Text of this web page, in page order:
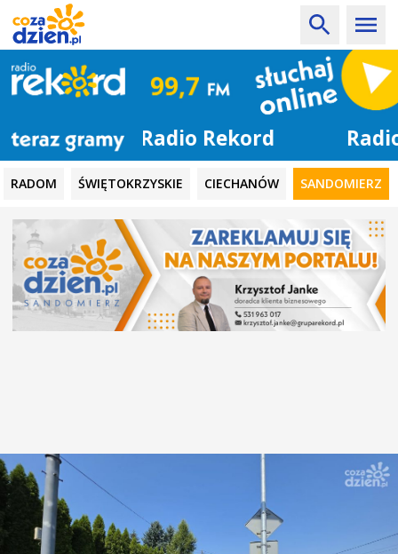
Radio Rekord
RADOM ŚWIĘTOKRZYSKIE CIECHANÓW SANDOMIERZ